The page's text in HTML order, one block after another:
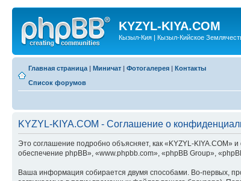
KYZYL-KIYA.COM
Кызыл-Кия | Кызыл-Кийское
Главная страница | Миничат | Фотогалерея | Контакты
Список форумов
KYZYL-KIYA.COM - Соглашение о
Это соглашение подробно объясняет, как «KYZYL-
обеспечение phpBB», «www.phpbb.com», «phpBB Group»,
Ваша информация собирается двумя способами. Во-первых,